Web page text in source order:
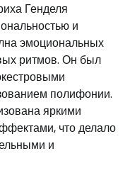
Генделя
и
эмоциональных
ритмов. Он был
полифонии.
яркими
что делало
и